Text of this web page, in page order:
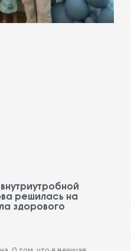
решилась на
здорового